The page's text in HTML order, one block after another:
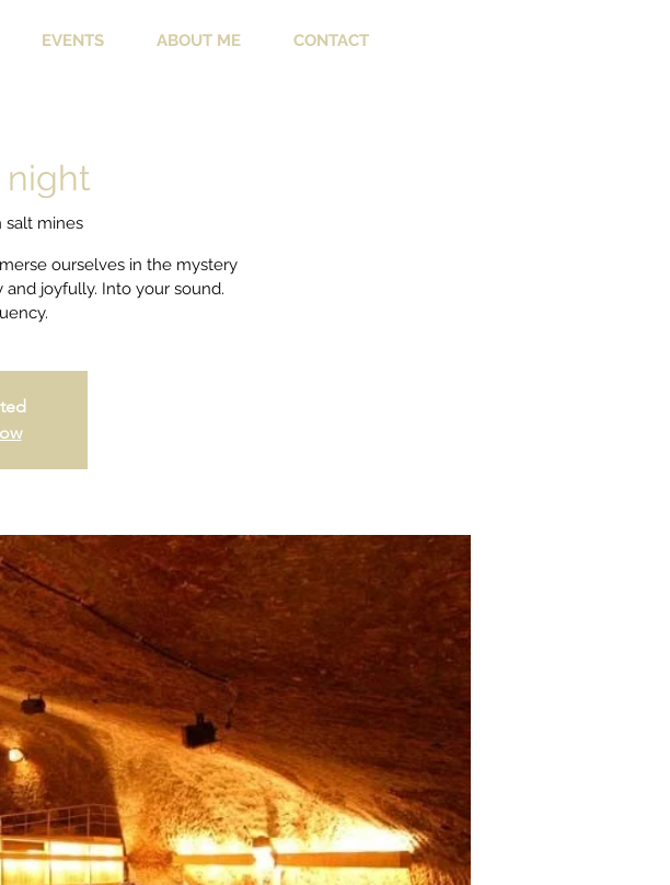
EVENTS ABOUT ME CONTACT
night
salt mines
ourselves in the mystery
joyfully. Into your sound.